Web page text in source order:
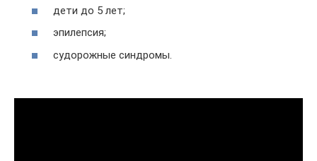
дети до 5 лет;
эпилепсия;
судорожные синдромы.